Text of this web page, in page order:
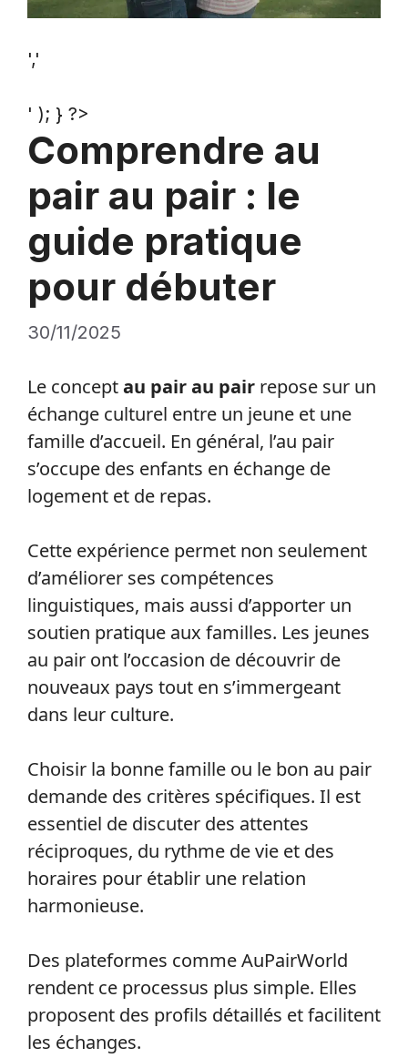
','
' ); } ?>
Comprendre au
pair au pair : le
guide pratique
pour débuter
30/11/2025
Le conceptau pair au pair repose sur un
échange culturel entre un jeune et une
famille d’accueil. En général, l’au pair
s’occupe des enfants en échange de
logement et de repas.
Cette expérience permet non seulement
d’améliorer ses compétences
linguistiques, mais aussi d’apporter un
soutien pratique aux familles. Les jeunes
au pair ont l’occasion de découvrir de
nouveaux pays tout en s’immergeant
dans leur culture.
Choisir la bonne famille ou le bon au pair
demande des critères spécifiques. Il est
essentiel de discuter des attentes
réciproques, du rythme de vie et des
horaires pour établir une relation
harmonieuse.
Des plateformes comme AuPairWorld
rendent ce processus plus simple. Elles
proposent des profils détaillés et facilitent
les échanges.